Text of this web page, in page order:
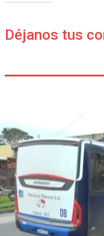
Déjanos tus